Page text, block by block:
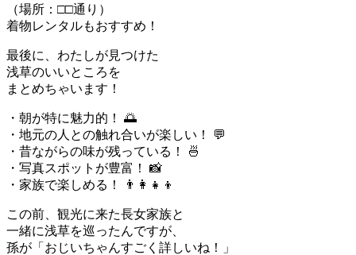
（場所：□□通り）
着物レンタルもおすすめ！
最後に、わたしが見つけた
浅草のいいところを
まとめちゃいます！
・朝が特に魅力的！ 🌅
・地元の人との触れ合いが楽しい！ 💬
・昔ながらの味が残っている！ 🍜
・写真スポットが豊富！ 📸
・家族で楽しめる！ 👨‍👩‍👧‍👦
この前、観光に来た長女家族と
一緒に浅草を巡ったんですが、
孫が「おじいちゃんすごく詳しいね！」